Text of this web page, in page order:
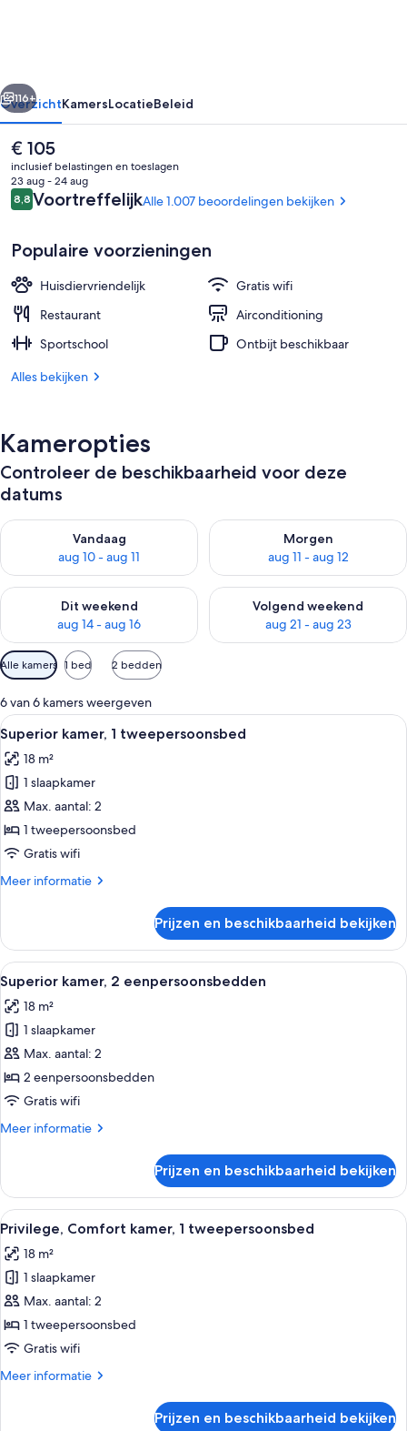
Kinderactiviteiten
Volgende
116+
OverzichtKamersLocatieBeleid
De
huidige
prijs
is
€ 105
€ 105
inclusief belastingen en toeslagen
23 aug - 24 aug
Beoordelingen
8,88,8 op 10 –
VoortreffelijkAlle 1.007 beoordelingen bekijken
Populaire voorzieningen
Huisdiervriendelijk
Gratis wifi
Restaurant
Airconditioning
Sportschool
Ontbijt beschikbaar
Alles bekijken
Kameropties
Controleer de beschikbaarheid voor deze
datums
Vandaag
aug 10 - aug 11
De beschikbaarheid controleren voor vanavond aug 10 - aug
Morgen
aug 11 - aug 12
De beschikbaarheid
Dit weekend
aug 14 - aug 16
De beschikbaarheid controleren voor dit weekend aug 14 -
Volgend weekend
aug 21 - aug 23
De beschikbaarheid
Beschikbare
filters
voor
kamers
Alle kamers 1 bed 2 bedden
6 van 6 kamers weergeven
Alle
foto's
voor
Superior
kamer,
1
tweepersoonsbed
Een moderne hotelkamer met een
9
Superior kamer, 1 tweepersoonsbed
18 m²
1 slaapkamer
Max. aantal: 2
1 tweepersoonsbed
Gratis wifi
Meer informatie
Meer
kamer,
tweepersoonsbed
Prijzen en beschikbaarheid bekijken
Alle
foto's
voor
Superior
kamer,
2
eenpersoonsbedden
Een hotelkamer met een groot bed,
8
Superior kamer, 2 eenpersoonsbedden
18 m²
1 slaapkamer
Max. aantal: 2
2 eenpersoonsbedden
Gratis wifi
Meer informatie
Meer
kamer,
eenpersoonsbedden
Prijzen en beschikbaarheid bekijken
Alle
foto's
voor
Privilege,
Comfort
kamer,
1
laden
Een hotelkamer met een groot bed,
8
Privilege, Comfort kamer, 1 tweepersoonsbed
18 m²
1 slaapkamer
Max. aantal: 2
1 tweepersoonsbed
Gratis wifi
Meer informatie
Meer
Prijzen en beschikbaarheid bekijken